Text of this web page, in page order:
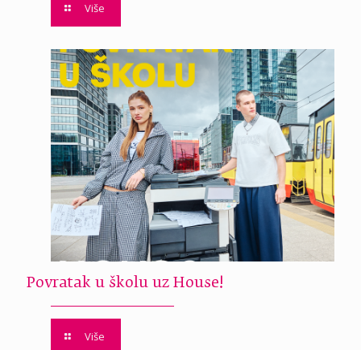
Više
Povratak u školu uz House!
Više